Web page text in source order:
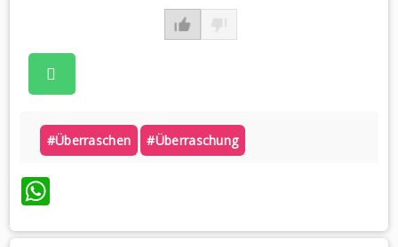
#überraschen #überraschung
WhatsApp